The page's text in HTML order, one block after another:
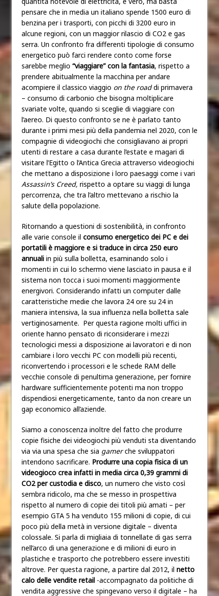
pensare che in media un italiano spende 1500 euro di
benzina per i trasporti, con picchi di 3200 euro in
alcune regioni, con un maggior rilascio di CO2 e gas
serra. Un confronto fra differenti tipologie di consumo
energetico può farci rendere conto come forse
sarebbe meglio “viaggiare” con la fantasia, rispetto a
prendere abitualmente la macchina per andare
acompiere il classico viaggio on the roaddi primavera
– consumo di carbonio che bisogna moltiplicare
svariate volte, quando si sceglie di viaggiare con
l’aereo. Di questo confronto se ne è parlato tanto
durante i primi mesi più della pandemia nel 2020, con le
compagnie di videogiochi che consigliavano ai propri
utenti di restare a casa durante l’estate e magari di
visitare l’Egitto o l’Antica Grecia attraverso videogiochi
che mettano a disposizione i loro paesaggi come i vari
Assassin’s Creed, rispetto a optare su viaggi di lunga
percorrenza, che tra l’altro mettevano a rischio la
salute della popolazione.
Ritornando a questioni di sostenibilità, in confronto
alle varie console il consumo energetico dei PC e dei
portatili è maggiore e si traduce in circa 250 euro
annuali in più sulla bolletta, esaminando solo i
momenti in cui lo schermo viene lasciato in pausa e il
sistema non tocca i suoi momenti maggiormente
energivori. Considerando infatti un computer dalle
caratteristiche medie che lavora 24 ore su 24 in
maniera intensiva, la sua influenza nella bolletta sale
vertiginosamente. Per questa ragione molti uffici in
oriente hanno pensato di riconsiderare i mezzi
tecnologici messi a disposizione ai lavoratori e di non
cambiare i loro vecchi PC con modelli più recenti,
riconvertendo i processori e le schede RAM delle
vecchie console di penultima generazione, per fornire
hardware sufficientemente potenti ma non troppo
dispendiosi energeticamente, tanto da non creare un
gap economico all’aziende.
Siamo a conoscenza inoltre del fatto che produrre
copie fisiche dei videogiochi più venduti sta diventando
via via una spesa che sia gamerche sviluppatori
intendono sacrificare. Produrre una copia fisica di un
videogioco crea infatti in media circa 0,39 grammi di
CO2 per custodia e disco, un numero che visto così
sembra ridicolo, ma che se messo in prospettiva
rispetto al numero di copie dei titoli più amati – per
esempio GTA 5 ha venduto 155 milioni di copie, di cui
poco più della metà in versione digitale – diventa
colossale. Si parla di migliaia di tonnellate di gas serra
nell’arco di una generazione e di milioni di euro in
plastiche e trasporto che potrebbero essere investiti
altrove. Per questa ragione, a partire dal 2012, il netto
calo delle vendite retail -accompagnato da politiche di
vendita aggressive che spingevano verso il digitale – ha